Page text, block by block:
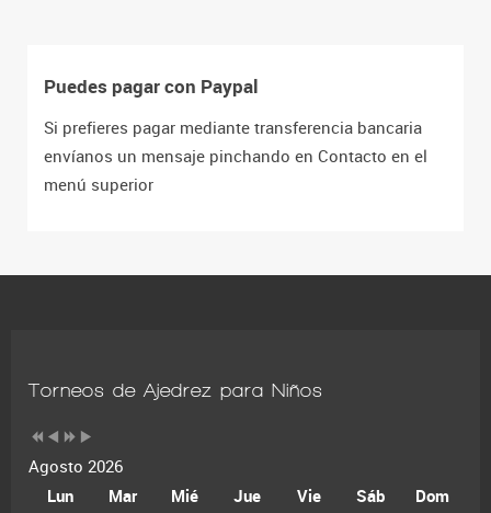
Puedes pagar con Paypal
Si prefieres pagar mediante transferencia bancaria
envíanos un mensaje pinchando en Contacto en el
menú superior
Torneos de Ajedrez para Niños
Agosto 2026
Lun
Mar Mié Jue Vie Sáb
Dom